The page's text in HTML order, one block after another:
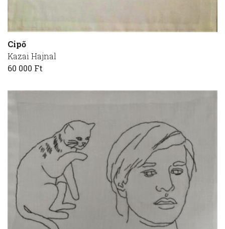
Cipő
Kazai Hajnal
60 000 Ft